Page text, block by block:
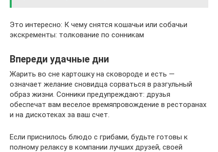
Это интересно: К чему снятся кошачьи или собачьи
экскременты: толкование по сонникам
Впереди удачные дни
Жарить во сне картошку на сковороде и есть —
означает желание сновидца сорваться в разгульный
образ жизни. Сонники предупреждают: друзья
обеспечат вам веселое времяпровождение в ресторанах
и на дискотеках за ваш счет.
Если приснилось блюдо с грибами, будьте готовы к
полному релаксу в компании лучших друзей, своей